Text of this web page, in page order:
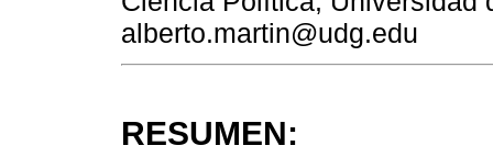
alberto.martin@udg.edu
RESUMEN: